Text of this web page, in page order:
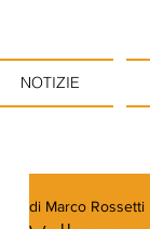
NOTIZIE
di Marco Rossetti